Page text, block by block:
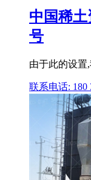
中国稀
号
由于此的设置
联系电话: 180